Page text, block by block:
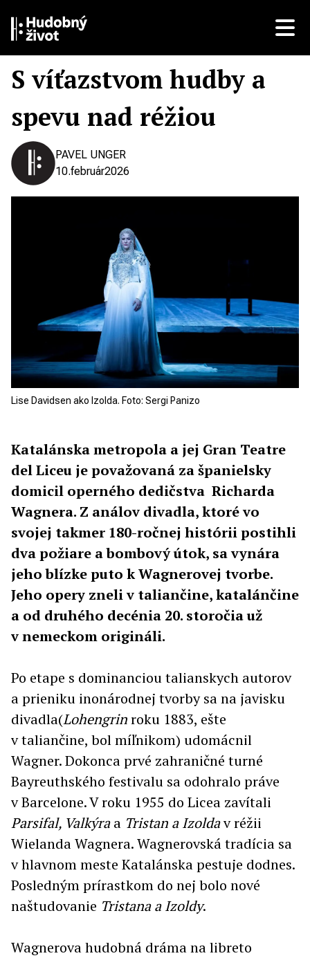
S víťazstvom hudby a
spevu nad réžiou
PAVEL UNGER
10.február2026
Lise Davidsen ako Izolda. Foto: Sergi Panizo
Katalánska metropola a jej Gran Teatre
del Liceu je považovaná za španielsky
domicil operného dedičstva Richarda
Wagnera. Z análov divadla, ktoré vo
svojej takmer 180-ročnej histórii postihli
dva požiare a bombový útok, sa vynára
jeho blízke puto k Wagnerovej tvorbe.
Jeho opery zneli v taliančine, katalánčine
a od druhého decénia 20. storočia už
v nemeckom origináli.
Po etape s dominanciou talianskych autorov
a prieniku inonárodnej tvorby sa na javisku
divadla(Lohengrinroku 1883, ešte
v taliančine, bol míľnikom) udomácnil
Wagner. Dokonca prvé zahraničné turné
Bayreuthského festivalu sa odohralo práve
v Barcelone. V roku 1955 do Licea zavítali
Parsifal, Valkýraa Tristan a Izoldav réžii
Wielanda Wagnera. Wagnerovská tradícia sa
v hlavnom meste Katalánska pestuje dodnes.
Posledným prírastkom do nej bolo nové
naštudovanie Tristana a Izoldy.
Wagnerova hudobná dráma na libreto